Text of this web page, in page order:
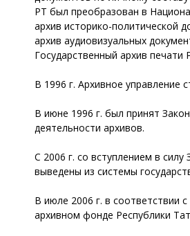
РТ был преобразован в
архив историко-политической
архив аудиовизуальных
Государственный архив печати
В 1996 г. Архивное
В июне 1996 г. был принят
деятельности архивов.
С 2006 г. со вступлением в
выведены из системы
В июле 2006 г. в соответствии
архивном фонде Республики